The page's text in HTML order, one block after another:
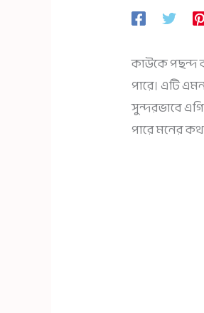
কাউকে পছন্দ
পারে। এটি
সুন্দরভাবে
পারে মনের